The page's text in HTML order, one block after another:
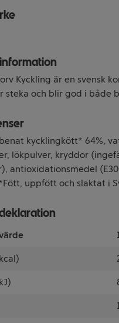
Kyckling är en svensk
steka och blir god i både
kycklingkött* 64%,
lökpulver, kryddor
antioxidationsmedel
uppfött och slaktat i